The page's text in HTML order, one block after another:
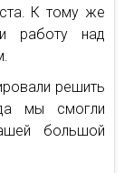
К тому же
работу над
решить
мы смогли
большой